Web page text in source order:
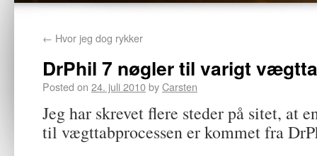
← Hvor jeg dog rykker
DrPhil 7 nøgler til varigt
Posted on 24. juli 2010byCarsten
Jeg har skrevet flere steder på sitet, at
til vægttabprocessen er kommet fra